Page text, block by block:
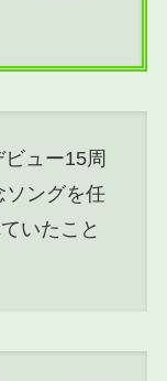
ビュー15周
ソングを任
いたこと